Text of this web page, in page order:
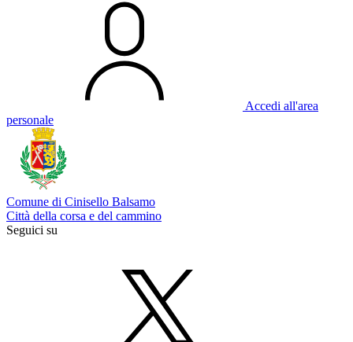
Accedi all'area
personale
Comune di Cinisello Balsamo
Città della corsa e del cammino
Seguici su